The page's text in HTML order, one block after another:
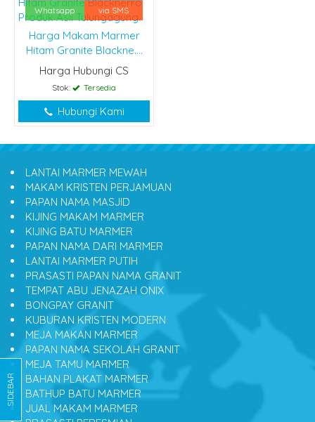
Whatsapp via SMS
Harga Makam Marmer
Hitam Granite Blackne....
Harga Hubungi CS
Stok: Tersedia
Hubungi Kami
SIDEBAR
LANTAI MARMER MEWAH
MAKAM KRISTEN PERJAMUAN
PAPAN NAMA MASJID
KIJING MAKAM MARMER
KIJING BATU MARMER
PAPAN NAMA DARI MARMER
LANTAI MARMER PUTIH
PRASASTI PAPAN NAMA GRANIT
TEMPAT ABU JENAZAH ONIX
BONGPAY GRANIT
KUBURAN KRISTEN MODERN
MEJA MAKAN MARMER
PAPAN NAMA SEKOLAH GRANIT
MEJA TAMU MARMER
BAHAN PLAKAT MARMER
BATHUP BATU MARMER
JUAL MAKAM MARMER